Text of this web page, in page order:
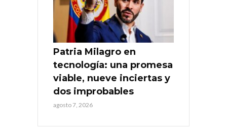
Patria Milagro en
tecnología: una promesa
viable, nueve inciertas y
dos improbables
agosto 7, 2026